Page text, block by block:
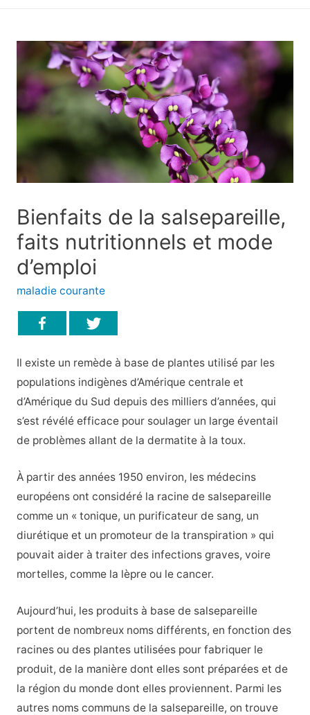
Bienfaits de la salsepareille,
faits nutritionnels et mode
d’emploi
maladie courante
Il existe un remède à base de plantes utilisé par les
populations indigènes d’Amérique centrale et
d’Amérique du Sud depuis des milliers d’années, qui
s’est révélé efficace pour soulager un large éventail
de problèmes allant de la dermatite à la toux.
À partir des années 1950 environ, les médecins
européens ont considéré la racine de salsepareille
comme un « tonique, un purificateur de sang, un
diurétique et un promoteur de la transpiration » qui
pouvait aider à traiter des infections graves, voire
mortelles, comme la lèpre ou le cancer.
Aujourd’hui, les produits à base de salsepareille
portent de nombreux noms différents, en fonction des
racines ou des plantes utilisées pour fabriquer le
produit, de la manière dont elles sont préparées et de
la région du monde dont elles proviennent. Parmi les
autres noms communs de la salsepareille, on trouve